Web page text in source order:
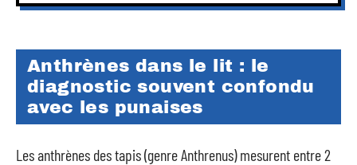
Anthrènes dans le lit : le
diagnostic souvent confondu
avec les punaises
Les anthrènes des tapis (genre Anthrenus) mesurent entre 2